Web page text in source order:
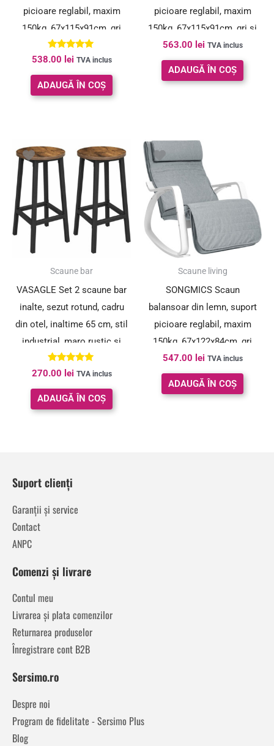
picioare reglabil, maxim
150kg, 67x115x91cm, gri
inchis
Evaluat la
5.00
din 5
538.00 lei TVA inclus
ADAUGĂ ÎN COȘ
picioare reglabil, maxim
150kg, 67x115x91cm, gri si
alb
563.00 lei TVA inclus
ADAUGĂ ÎN COȘ
Scaune bar
VASAGLE Set 2 scaune bar
inalte, sezut rotund, cadru
din otel, inaltime 65 cm, stil
industrial, maro rustic si
negru
Evaluat la
5.00
din 5
270.00 lei TVA inclus
ADAUGĂ ÎN COȘ
Scaune living
SONGMICS Scaun
balansoar din lemn, suport
picioare reglabil, maxim
150kg, 67x122x84cm, gri
deschis
547.00 lei TVA inclus
ADAUGĂ ÎN COȘ
Suport clienți
Garanții și service
Contact
ANPC
Comenzi și livrare
Contul meu
Livrarea și plata comenzilor
Returnarea produselor
Înregistrare cont B2B
Sersimo.ro
Despre noi
Program de fidelitate - Sersimo Plus
Blog